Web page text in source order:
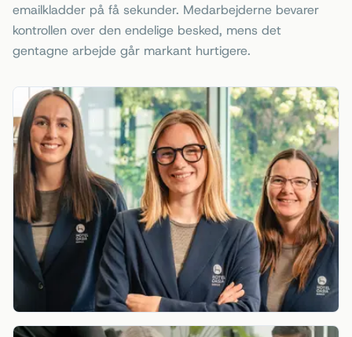
emailkladder på få sekunder. Medarbejderne bevarer
kontrollen over den endelige besked, mens det
gentagne arbejde går markant hurtigere.